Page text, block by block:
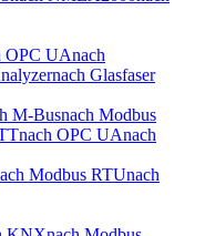
OPC UAnach
nach Glasfaser
M-Busnach Modbus
nach OPC UAnach
Modbus RTUnach